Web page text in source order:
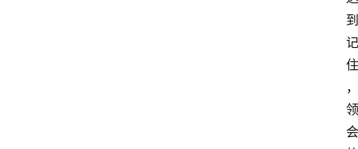
到
记
住
，
领
会